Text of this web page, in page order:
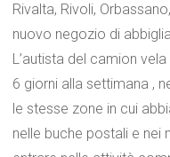
Rivalta, Rivoli,
nuovo negozio di
L’autista del camion
6 giorni alla settimana ,
le stesse zone in cui
nelle buche postali e